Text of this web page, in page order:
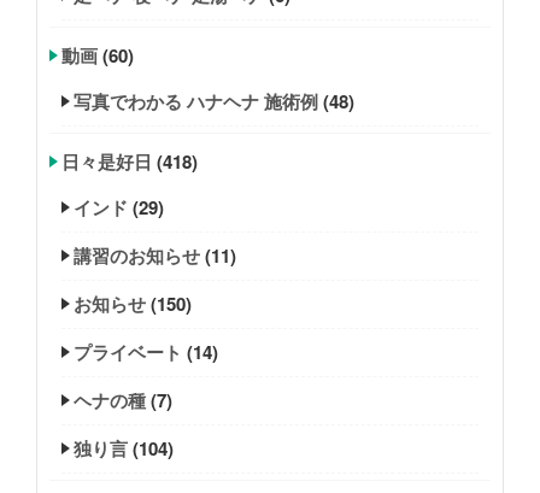
動画(60)
写真でわかる ハナヘナ 施術例(48)
日々是好日 (418)
インド (29)
講習のお知らせ(11)
お知らせ(150)
プライベート (14)
ヘナの種(7)
独り言(104)